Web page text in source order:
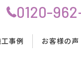
0120-
事例 お客様の声